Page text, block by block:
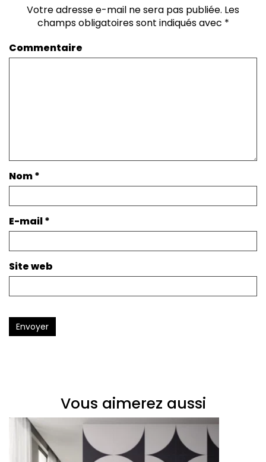
Votre adresse e-mail ne sera pas publiée. Les
champs obligatoires sont indiqués avec *
Commentaire
Nom*
E-mail*
Site web
Envoyer
Vous aimerez aussi